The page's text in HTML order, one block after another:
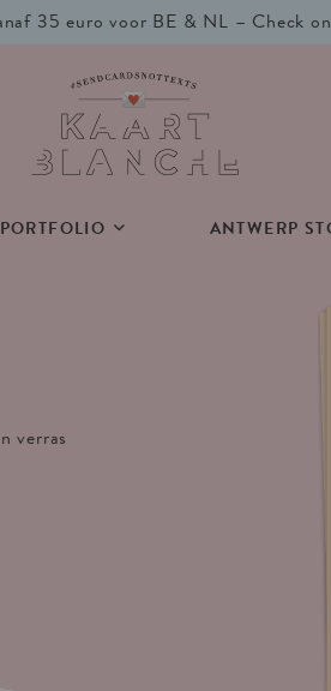
35 euro voor BE & NL – Check
PORTFOLIO ANTWERP
verras